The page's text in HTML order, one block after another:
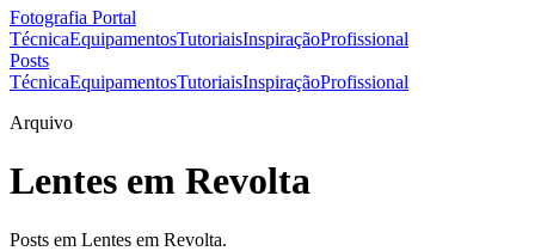
Fotografia Portal
TécnicaEquipamentosTutoriaisInspiraçãoProfissional
Posts
TécnicaEquipamentosTutoriaisInspiraçãoProfissional
Arquivo
Lentes em Revolta
Posts em Lentes em Revolta.